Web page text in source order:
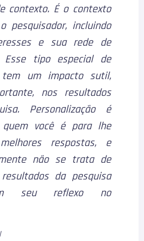
contexto. É o contexto
pesquisador, incluindo
e sua rede de
Esse tipo especial de
tem um impacto sutil,
nos resultados
Personalização é
quem você é para lhe
respostas, e
não se trata de
da pesquisa
seu reflexo no